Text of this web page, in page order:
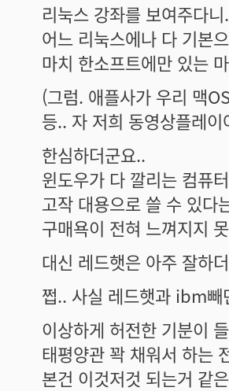
리눅스 강좌를 보여주다
어느 리눅스에나 다 기본
마치 한소프트에만 있는
(그럼. 애플사가 우리 맥
등.. 자 저희 동영상플레
한심하더군요..
윈도우가 다 깔리는 컴퓨
고작 대용으로 쓸 수 있다
구매욕이 전혀 느껴지지
대신 레드햇은 아주 잘하
쩝.. 사실 레드햇과 ibm빼
이상하게 허전한 기분이
태평양관 꽉 채워서 하는
본건 이것저것 되는거 같